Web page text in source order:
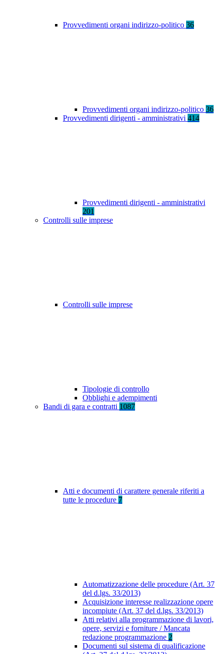
Provvedimenti organi indirizzo-politico 36
Provvedimenti organi indirizzo-politico 36
Provvedimenti dirigenti - amministrativi 414
Provvedimenti dirigenti - amministrativi
201
Controlli sulle imprese
Controlli sulle imprese
Tipologie di controllo
Obblighi e adempimenti
Bandi di gara e contratti 1087
Atti e documenti di carattere generale riferiti a
tutte le procedure 7
Automatizzazione delle procedure (Art. 37
del d.lgs. 33/2013)
Acquisizione interesse realizzazione opere
incompiute (Art. 37 del d.lgs. 33/2013)
Atti relativi alla programmazione di lavori,
opere, servizi e forniture / Mancata
redazione programmazione 2
Documenti sul sistema di qualificazione